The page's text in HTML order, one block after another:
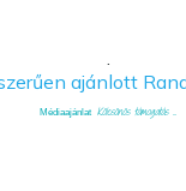
Médiaajánlat Kölcsönös támogatás ...